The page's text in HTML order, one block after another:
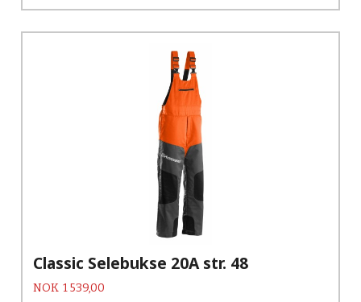
Classic Selebukse 20A str. 48
Pris
NOK 1 539,00